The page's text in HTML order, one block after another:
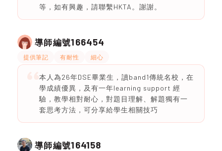
等，如有興趣，請聯繫HKTA。謝謝。
導師編號166454
提供筆記 有耐性 細心
本人為26年DSE畢業生，讀band1傳統名校，在
學成績優異，及有一年learning support 經
驗，教學相對耐心，對題目理解、解題獨有一
套思考方法，可分享給學生相關技巧
導師編號164158